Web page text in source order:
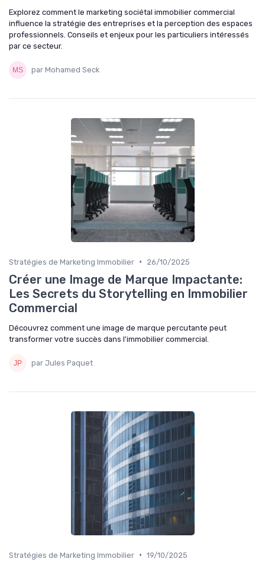
Explorez comment le marketing sociétal immobilier commercial
influence la stratégie des entreprises et la perception des espaces
professionnels. Conseils et enjeux pour les particuliers intéressés
par ce secteur.
par Mohamed Seck
Stratégies de Marketing Immobilier • 26/10/2025
Créer une Image de Marque Impactante:
Les Secrets du Storytelling en Immobilier
Commercial
Découvrez comment une image de marque percutante peut
transformer votre succès dans l'immobilier commercial.
par Jules Paquet
Stratégies de Marketing Immobilier • 19/10/2025